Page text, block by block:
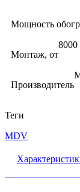
Мощность
Монтаж, от
8000
Производитель
Теги
MDV